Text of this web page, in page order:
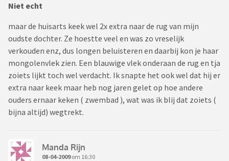
Niet echt
maar de huisarts keek wel 2x extra naar de rug van mijn
oudste dochter. Ze hoestte veel en was zo vreselijk
verkouden enz, dus longen beluisteren en daarbij kon je haar
mongolenvlek zien. Een blauwige vlek onderaan de rug en tja
zoiets lijkt toch wel verdacht. Ik snapte het ook wel dat hij er
extra naar keek maar heb nog jaren gelet op hoe andere
ouders ernaar keken ( zwembad ), wat was ik blij dat zoiets (
bijna altijd) wegtrekt.
Manda Rijn
08-04-2009om 16:30